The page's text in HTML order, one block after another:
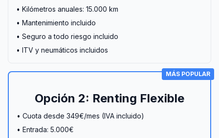
• Kilómetros anuales: 15.000 km
• Mantenimiento incluido
• Seguro a todo riesgo incluido
• ITV y neumáticos incluidos
MÁS POPULAR
Opción 2: Renting Flexible
• Cuota desde 349€/mes (IVA incluido)
• Entrada: 5.000€